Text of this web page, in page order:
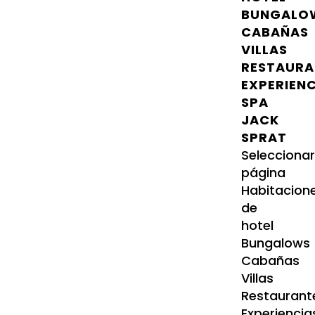
CABAÑAS
VILLAS
SPA
JACK
SPRAT
Seleccionar
página
de
hotel
Bungalows
Cabañas
Villas